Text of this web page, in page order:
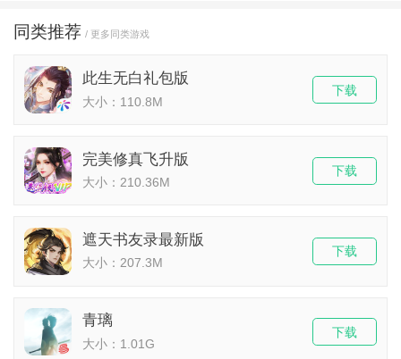
同类推荐 / 更多同类游戏
此生无白礼包版
大小：110.8M
下载
完美修真飞升版
大小：210.36M
下载
遮天书友录最新版
大小：207.3M
下载
青璃
大小：1.01G
下载